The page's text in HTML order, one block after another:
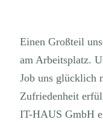
Einen Großteil
am Arbeitsplatz.
Job uns glücklich
Zufriedenheit
IT-HAUS GmbH